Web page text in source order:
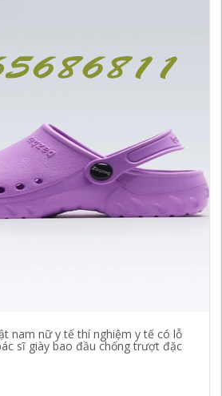
nam nữ y tế thí nghiệm y tế có lỗ
sĩ giày bao đầu chống trượt đặc